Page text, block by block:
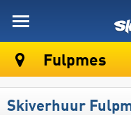
Fulpmes
Skiverhuur